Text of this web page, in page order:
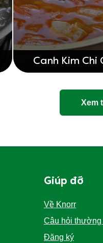
Canh Kim
Xem
Giúp đỡ
Về Knorr
Câu hỏi thường
Đăng ký